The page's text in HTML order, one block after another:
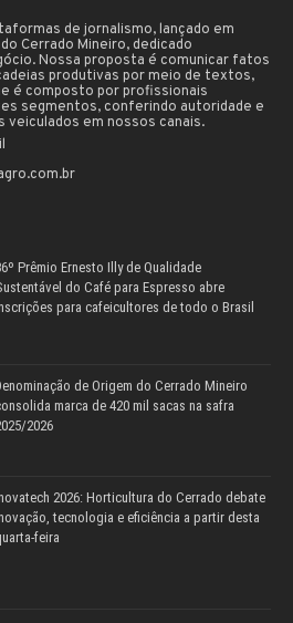
de jornalismo, lançado em
Cerrado Mineiro, dedicado
Nossa proposta é comunicar fatos
produtivas por meio de textos,
é composto por profissionais
segmentos, conferindo autoridade e
veiculados em nossos canais.
Prêmio Ernesto Illy de Qualidade
do Café para Espresso abre
para cafeicultores de todo o Brasil
de Origem do Cerrado Mineiro
marca de 420 mil sacas na safra
2026
2026: Horticultura do Cerrado debate
tecnologia e eficiência a partir desta
feira